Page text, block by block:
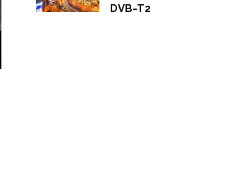
DVB-T2